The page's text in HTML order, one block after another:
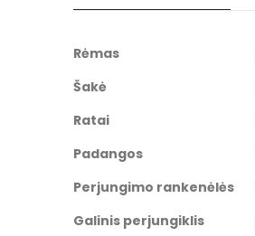
of
images
gallery
Daugiau
Rėmas
Šakė
Ratai
Padangos
Perjungimo rankenėlės
Galinis perjungiklis